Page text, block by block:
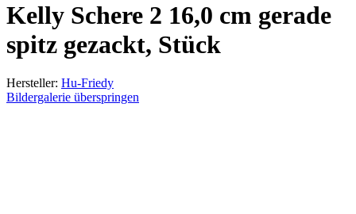
Kelly Schere 2 16,0 cm gerade
spitz gezackt, Stück
Hersteller: Hu-Friedy
Bildergalerie überspringen